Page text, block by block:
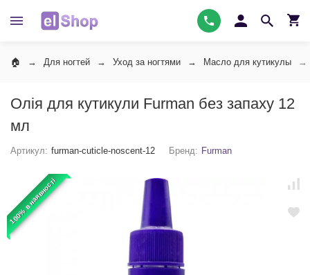
Для ногтей Уход за ногтями Масло для кутикулы
Олія для кутикули Furman без запаху 12
мл
Артикул: furman-cuticle-noscent-12 Бренд: Furman
100% в наявності